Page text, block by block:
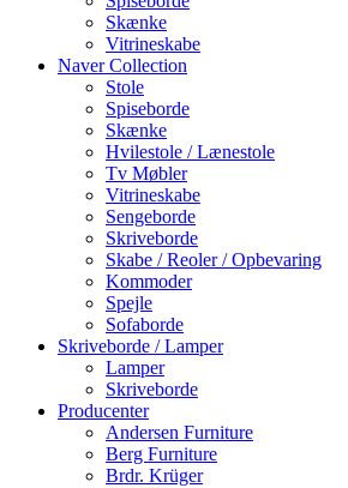
Skænke
Vitrineskabe
Naver Collection
Stole
Spiseborde
Skænke
Hvilestole / Lænestole
Tv Møbler
Vitrineskabe
Sengeborde
Skriveborde
Skabe / Reoler / Opbevaring
Kommoder
Spejle
Sofaborde
Skriveborde / Lamper
Lamper
Skriveborde
Producenter
Andersen Furniture
Berg Furniture
Brdr. Krüger